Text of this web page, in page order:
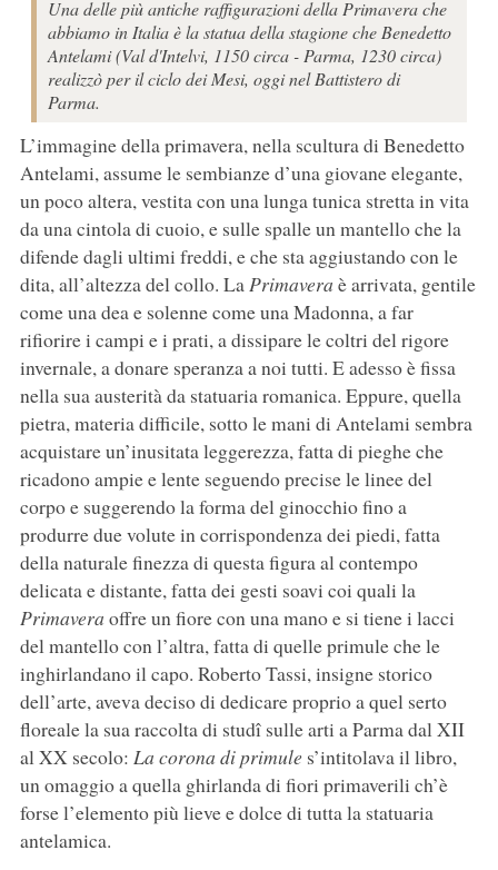
Una delle più antiche raffigurazioni della Primavera che
abbiamo in Italia è la statua della stagione che Benedetto
Antelami (Val d'Intelvi, 1150 circa - Parma, 1230 circa)
realizzò per il ciclo dei Mesi, oggi nel Battistero di
Parma.
L’immagine della primavera, nella scultura di Benedetto
Antelami, assume le sembianze d’una giovane elegante,
un poco altera, vestita con una lunga tunica stretta in vita
da una cintola di cuoio, e sulle spalle un mantello che la
difende dagli ultimi freddi, e che sta aggiustando con le
dita, all’altezza del collo. LaPrimavera è arrivata, gentile
come una dea e solenne come una Madonna, a far
rifiorire i campi e i prati, a dissipare le coltri del rigore
invernale, a donare speranza a noi tutti. E adesso è fissa
nella sua austerità da statuaria romanica. Eppure, quella
pietra, materia difficile, sotto le mani di Antelami sembra
acquistare un’inusitata leggerezza, fatta di pieghe che
ricadono ampie e lente seguendo precise le linee del
corpo e suggerendo la forma del ginocchio fino a
produrre due volute in corrispondenza dei piedi, fatta
della naturale finezza di questa figura al contempo
delicata e distante, fatta dei gesti soavi coi quali la
Primavera offre un fiore con una mano e si tiene i lacci
del mantello con l’altra, fatta di quelle primule che le
inghirlandano il capo. Roberto Tassi, insigne storico
dell’arte, aveva deciso di dedicare proprio a quel serto
floreale la sua raccolta di studî sulle arti a Parma dal XII
al XX secolo: La corona di primule s’intitolava il libro,
un omaggio a quella ghirlanda di fiori primaverili ch’è
forse l’elemento più lieve e dolce di tutta la statuaria
antelamica.